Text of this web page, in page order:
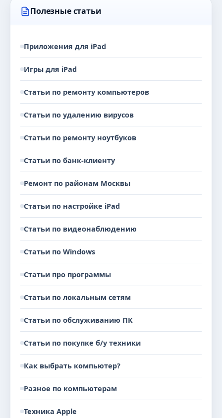
Полезные статьи
Приложения для iPad
Игры для iPad
Статьи по ремонту компьютеров
Статьи по удалению вирусов
Статьи по ремонту ноутбуков
Статьи по банк-клиенту
Ремонт по районам Москвы
Статьи по настройке iPad
Статьи по видеонаблюдению
Статьи по Windows
Статьи про программы
Статьи по локальным сетям
Статьи по обслуживанию ПК
Статьи по покупке б/у техники
Как выбрать компьютер?
Разное по компьютерам
Техника Apple